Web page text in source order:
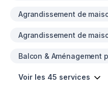
Agrandissement de
Agrandissement de
Balcon & Aménagement
Voir les 45 services